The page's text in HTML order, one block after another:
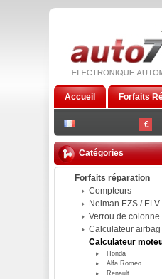
€
Accueil Forfaits
Catégories
Forfaits réparation
Compteurs
Neiman EZS / ELV
Verrou de colonne
Calculateur airbag
Calculateur
Honda
Alfa Romeo
Renault